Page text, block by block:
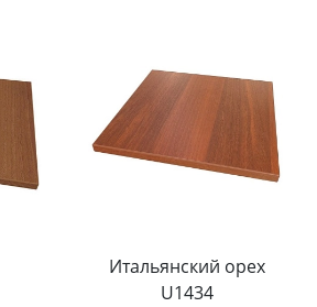
Итальянский орех
U1434